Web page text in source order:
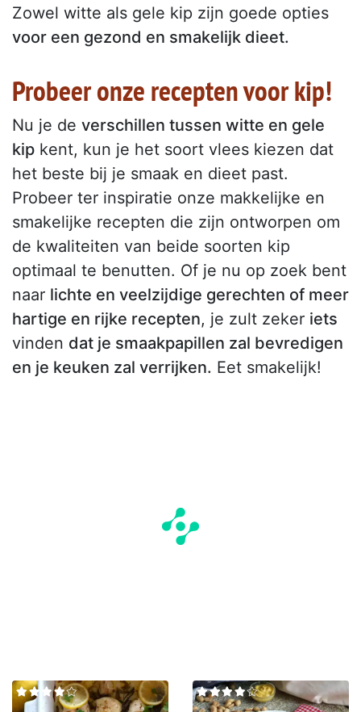
Zowel witte als gele kip zijn goede opties
voor een gezond en smakelijk dieet.
Probeer onze recepten voor kip!
Nu je de verschillen tussen witte en gele
kip kent, kun je het soort vlees kiezen dat
het beste bij je smaak en dieet past.
Probeer ter inspiratie onze makkelijke en
smakelijke recepten die zijn ontworpen om
de kwaliteiten van beide soorten kip
optimaal te benutten. Of je nu op zoek bent
naar lichte en veelzijdige gerechten of meer
hartige en rijke recepten, je zult zeker iets
vinden dat je smaakpapillen zal bevredigen
en je keuken zal verrijken. Eet smakelijk!